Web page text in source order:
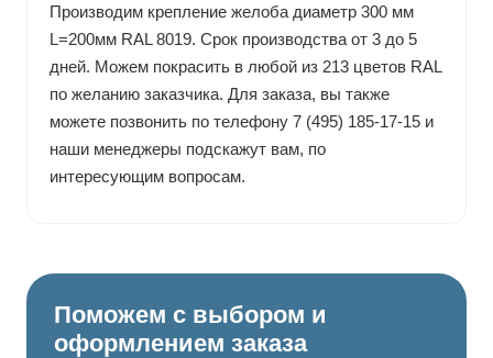
Производим крепление желоба диаметр 300 мм
L=200мм RAL 8019. Срок производства от 3 до 5
дней. Можем покрасить в любой из 213 цветов RAL
по желанию заказчика. Для заказа, вы также
можете позвонить по телефону 7 (495) 185-17-15 и
наши менеджеры подскажут вам, по
интересующим вопросам.
Поможем с выбором и
оформлением заказа